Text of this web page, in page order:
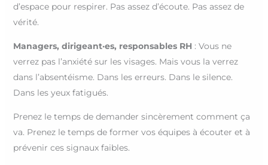
d’espace pour respirer. Pas assez d’écoute. Pas assez de
vérité.
Managers, dirigeant·es, responsables RH : Vous ne
verrez pas l’anxiété sur les visages. Mais vous la verrez
dans l’absentéisme. Dans les erreurs. Dans le silence.
Dans les yeux fatigués.
Prenez le temps de demander sincèrement comment ça
va. Prenez le temps de former vos équipes à écouter et à
prévenir ces signaux faibles.